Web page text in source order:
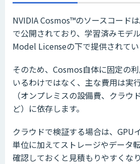
NVIDIA Cosmos™のソースコード
で公開されており、学習済みモデ
Model Licenseの下で提供されてい
そのため、Cosmos自体に固定の
いるわけではなく、主な費用は実
（オンプレミスの設備費、クラウ
ど）に依存します。
クラウドで検証する場合は、GPU
単位に加えてストレージやデータ
確認しておくと見積もりやすくなり